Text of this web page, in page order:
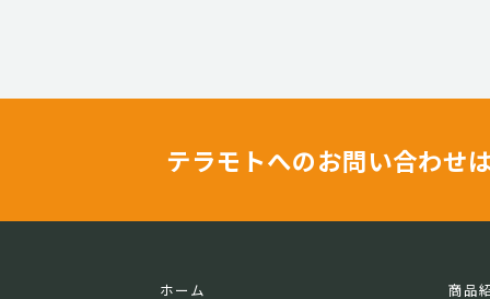
テラモトへのお問い合わせ
ホーム 商品